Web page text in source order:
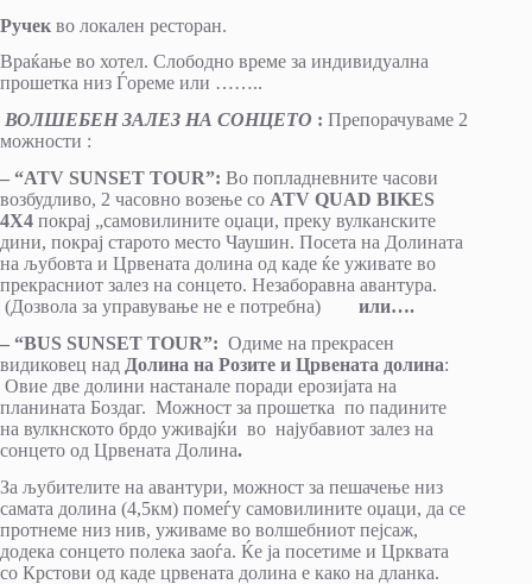
Ручек во локален ресторан.
Враќање во хотел. Слободно време за индивидуална
прошетка низ Ѓореме или ……..
ВОЛШЕБЕН ЗАЛЕЗ НА СОНЦЕТО : Препорачуваме 2
можности :
– “ATV SUNSET TOUR”: Во попладневните часови
возбудливо, 2 часовно возење со ATV QUAD BIKES
4X4 покрај „самовилините оџаци, преку вулканските
дини, покрај старото место Чаушин. Посета на Долината
на љубовта и Црвената долина од каде ќе уживате во
прекрасниот залез на сонцето. Незаборавна авантура.
(Дозвола за управување не е потребна) или….
– “BUS SUNSET TOUR”: Одиме на прекрасен
видиковец над Долина на Розите и Црвената долина:
Овие две долини настанале поради ерозијата на
планината Боздаг. Можност за прошетка по падините
на вулкнското брдо уживајќи во најубавиот залез на
сонцето од Црвената Долина.
За љубителите на авантури, можност за пешачење низ
самата долина (4,5км) помеѓу самовилините оџаци, да се
протнеме низ нив, уживаме во волшебниот пејсаж,
додека сонцето полека заоѓа. Ќе ја посетиме и Црквата
со Крстови од каде црвената долина е како на дланка.